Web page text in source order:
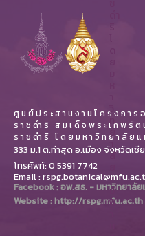
วิ
ท
ย
า
ลั
แ
ม่
ฟ้
ศูนย์ประสานงานโครงกา
ราชดำริ สมเด็จพระเทพรั
ราชดำริ โดยมหาวิทยาลัย
333 ม.1 ต.ท่าสุด อ.เมือง จังหวัดเชี
โทรศัพท์: 0 5391 7742
Email :
Facebook : อพ.สธ. - มหาวิทยาลั
Website : http://rspg.mfu.ac.th